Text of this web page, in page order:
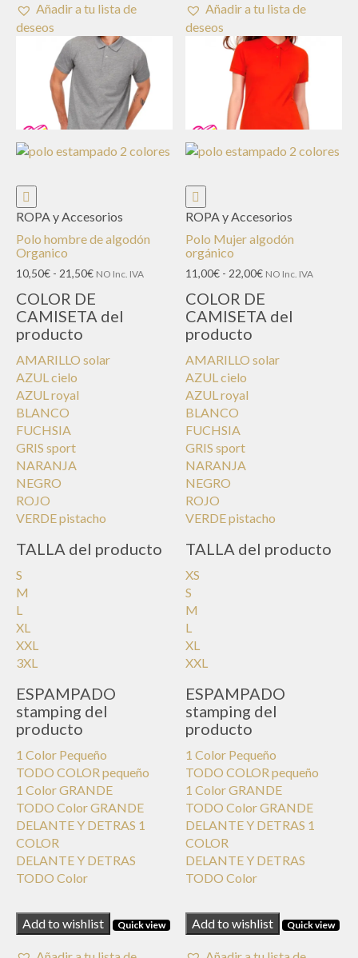
Añadir a tu lista de
deseos
ROPA y Accesorios
Polo hombre de algodón
Organico
10,50€ - 21,50€Rango
precios:
desde
21,50€
NO Inc. IVA
COLOR DE
CAMISETA del
producto
AMARILLO solar
AZUL cielo
AZUL royal
BLANCO
FUCHSIA
GRIS sport
NARANJA
NEGRO
ROJO
VERDE pistacho
TALLA del producto
S
M
L
XL
XXL
3XL
ESPAMPADO
stamping del
producto
1 Color Pequeño
TODO COLOR pequeño
1 Color GRANDE
TODO Color GRANDE
DELANTE Y DETRAS 1
COLOR
DELANTE Y DETRAS
TODO Color
Add to wishlist Quick view
Añadir a tu lista de
deseos
ROPA y Accesorios
Polo Mujer algodón
orgánico
11,00€ - 22,00€Rango
precios:
desde
22,00€
NO Inc. IVA
COLOR DE
CAMISETA del
producto
AMARILLO solar
AZUL cielo
AZUL royal
BLANCO
FUCHSIA
GRIS sport
NARANJA
NEGRO
ROJO
VERDE pistacho
TALLA del producto
XS
S
M
L
XL
XXL
ESPAMPADO
stamping del
producto
1 Color Pequeño
TODO COLOR pequeño
1 Color GRANDE
TODO Color GRANDE
DELANTE Y DETRAS 1
COLOR
DELANTE Y DETRAS
TODO Color
Add to wishlist Quick view